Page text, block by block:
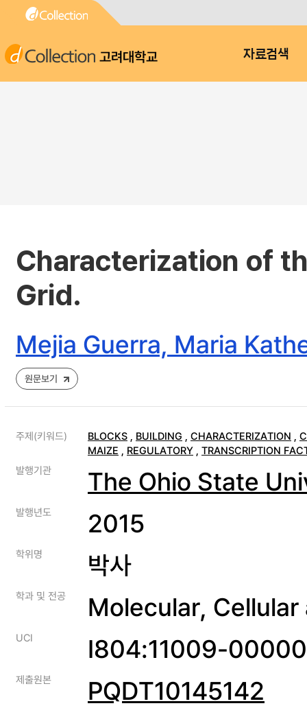
고려대학교 자료검색
Characterization of
Grid.
Mejia Guerra, Maria
원문보기
주제(키워드) BLOCKS , BUILDING , CHARACTERIZATION ,
MAIZE , REGULATORY , TRANSCRIPTION
발행기관
The Ohio State
발행년도 2015
학위명 박사
학과 및 전공 Molecular,
UCI I804:11009-
제출원본 PQDT10145142